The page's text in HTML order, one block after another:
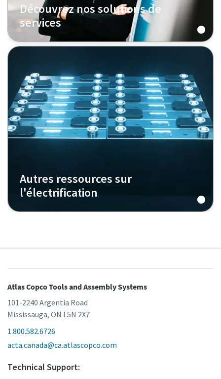
Découvrez nos solutions de
services
Autres ressources sur
l'électrification
Atlas Copco Tools and Assembly Systems
101-2240 Argentia Road
Mississauga, ON L5N 2X7
1.800.582.6726
acta.canada@ca.atlascopco.com
Technical Support: